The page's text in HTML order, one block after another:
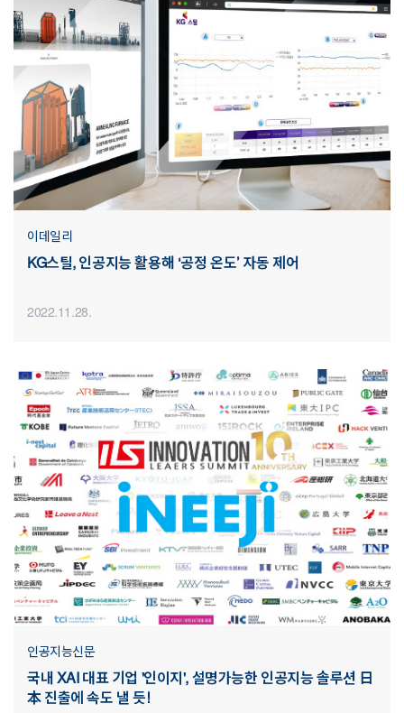
이데일리
KG스틸, 인공지능 활용해 ‘공정 온도’ 자동 제어
2022.11.28.
인공지능신문
국내 XAI 대표 기업 '인이지', 설명가능한 인공지능 솔루션 日
本 진출에 속도 낼 듯!